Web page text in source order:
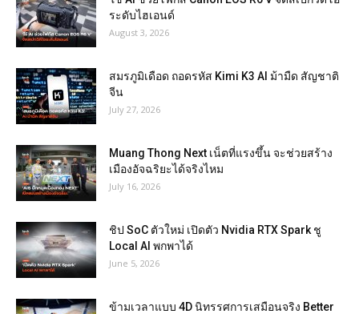
ระดับไฮเอนด์
August 3, 2026
สมรภูมิเดือด ถอดรหัส Kimi K3 AI ม้ามืด สัญชาติ
จีน
July 27, 2026
Muang Thong Next เน็ตที่แรงขึ้น จะช่วยสร้าง
เมืองอัจฉริยะได้จริงไหม
July 16, 2026
ชิป SoC ตัวใหม่ เปิดตัว Nvidia RTX Spark ชู
Local AI พกพาได้
June 5, 2026
ข้ามเวลาแบบ 4D นิทรรศการเสมือนจริง Better